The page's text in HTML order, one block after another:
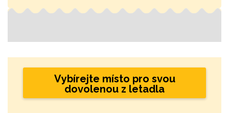
Vybírejte místo pro svou
dovolenou z letadla